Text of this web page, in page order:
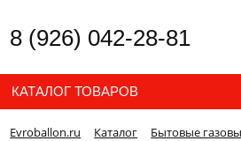
8 (926) 042-28-81
КАТАЛОГ ТОВАРОВ
Evroballon.ru Каталог
Бытовые